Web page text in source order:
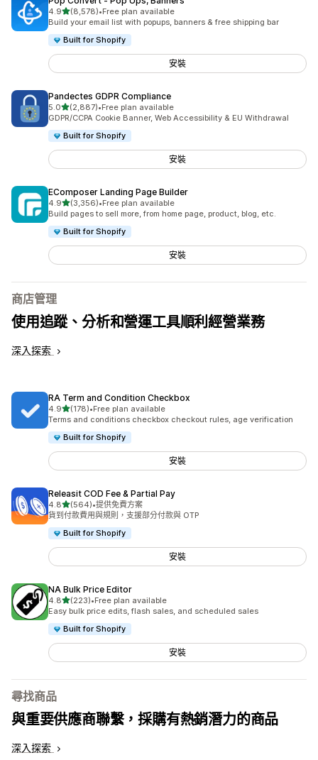
4.9滿分 5 顆星
(8,578)
共有 8578 則評價
•Free plan available
Build your email list with popups, banners & free shipping bar
Built for Shopify
安裝
Pandectes GDPR Compliance
5.0滿分 5 顆星
(2,887)
共有 2887 則評價
•Free plan available
GDPR/CCPA Cookie Banner, Web Accessibility & EU Withdrawal
Built for Shopify
安裝
EComposer Landing Page Builder
4.9滿分 5 顆星
(3,356)
共有 3356 則評價
•Free plan available
Build pages to sell more, from home page, product, blog, etc.
Built for Shopify
安裝
商店管理
使用追蹤、分析和營運工具順利經營業務
深入探索
RA Term and Condition Checkbox
4.9滿分 5 顆星
(178)
共有 178 則評價
•Free plan available
Terms and conditions checkbox checkout rules, age verification
Built for Shopify
安裝
Releasit COD Fee & Partial Pay
4.8滿分 5 顆星
(564)
共有 564 則評價
•提供免費方案
貨到付款費用與規則，支援部分付款與 OTP
Built for Shopify
安裝
NA Bulk Price Editor
4.8滿分 5 顆星
(223)
共有 223 則評價
•Free plan available
Easy bulk price edits, flash sales, and scheduled sales
Built for Shopify
安裝
尋找商品
與重要供應商聯繫，採購有熱銷潛力的商品
深入探索